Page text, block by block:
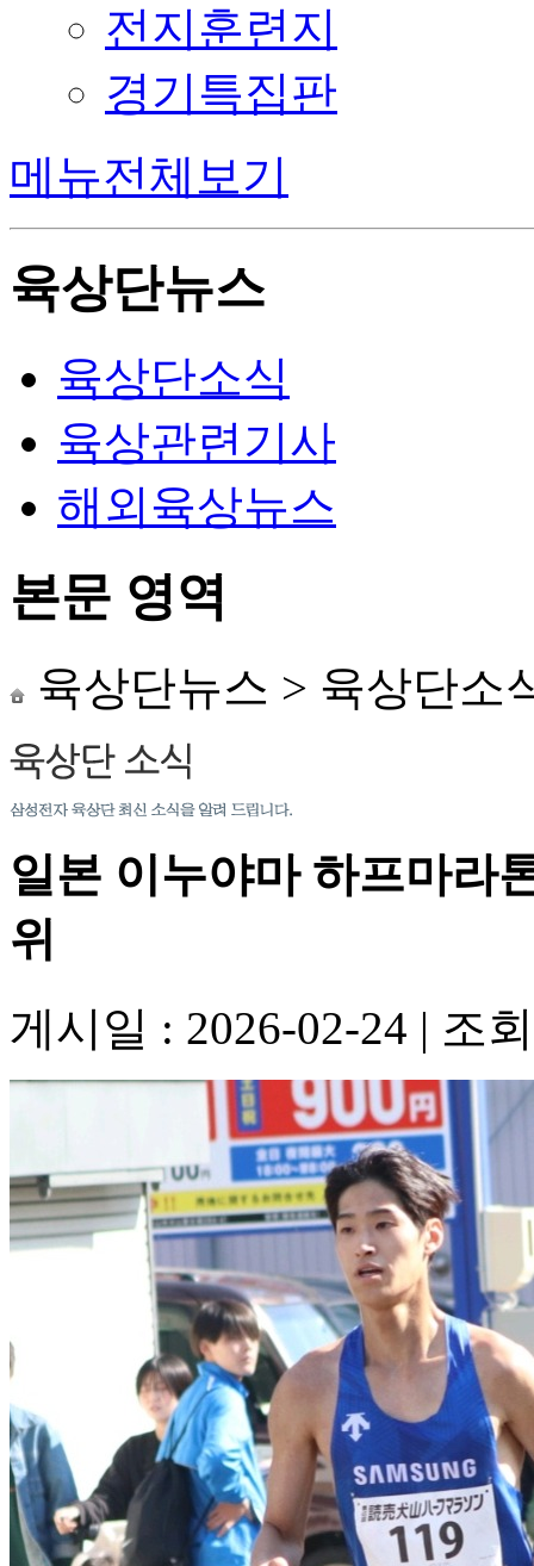
전지훈련지
경기특집판
메뉴전체보기
육상단뉴스
육상단소식
육상관련기사
해외육상뉴스
본문 영역
육상단뉴스 > 육상단소
일본 이누야마 하프마라
위
게시일 : 2026-02-24 | 조